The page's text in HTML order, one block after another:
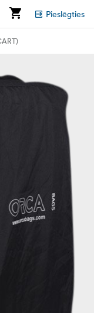
Pieslēgties